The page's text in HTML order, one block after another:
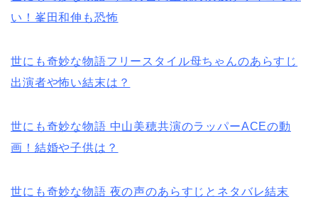
い！峯田和伸も恐怖
世にも奇妙な物語フリースタイル母ちゃんのあらすじ
出演者や怖い結末は？
世にも奇妙な物語 中山美穂共演のラッパーACEの動
画！結婚や子供は？
世にも奇妙な物語 夜の声のあらすじとネタバレ結末